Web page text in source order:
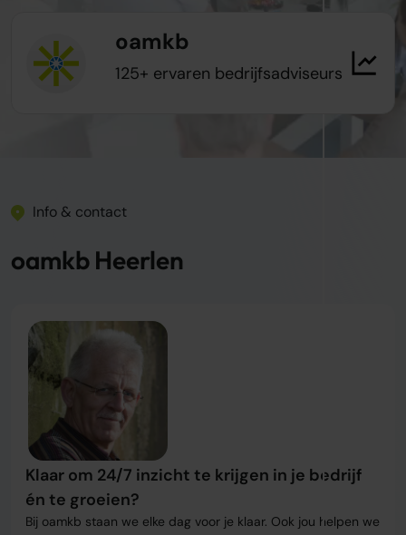
oamkb
125+ ervaren bedrijfsadviseurs
Info & contact
oamkb Heerlen
Klaar om 24/7 inzicht te krijgen in je bedrijf
én te groeien?
Bij oamkb staan we elke dag voor je klaar. Ook jou helpen we